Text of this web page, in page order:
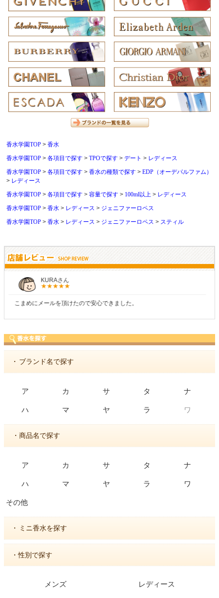
香水学園TOP
香水
香水学園TOP
各項目で探す TPOで探す デート
レディース
香水学園TOP
各項目で探す 香水の種類で探す
EDP（オーデパルファム）
レディース
香水学園TOP
各項目で探す 容量で探す 100ml以上
レディース
香水学園TOP
香水 レディース
ジェニファーロペス
香水学園TOP
香水 レディース ジェニファーロペス スティル
しらすさん
商品が早く届いたのでよかったです。また利用させてもらいます！
・ ブランド名で探す
ア カ サ タ ナ
ハ マ ヤ ラ ワ
・商品名で探す
ア カ サ タ ナ
ハ マ ヤ ラ ワ
その他
・ ミニ香水を探す
・性別で探す
メンズ レディース